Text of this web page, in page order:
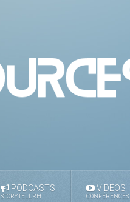
PODCASTS
STORYTELLRH
VIDÉOS
CONFÉRENCES